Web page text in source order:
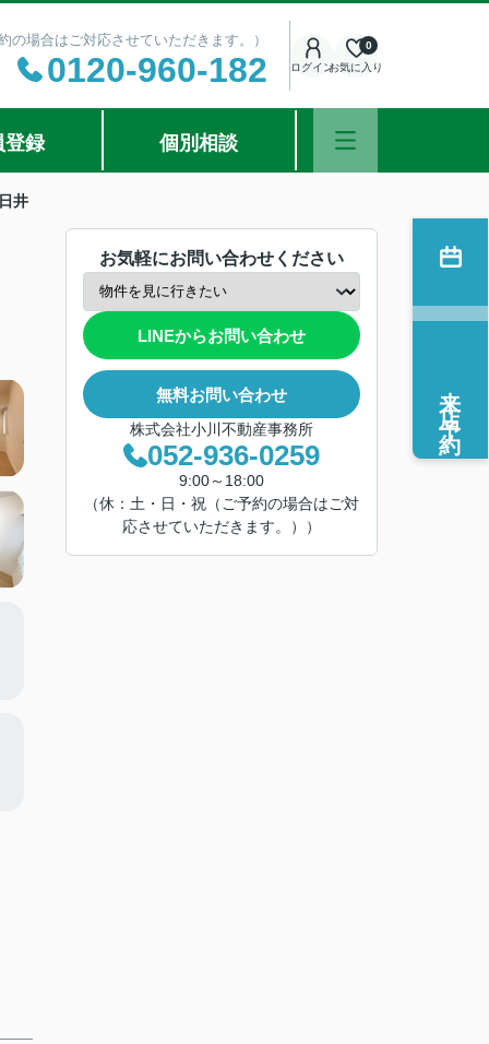
場合はご対応させていただきます。）
0120-960-182 ログインお気に入り
0
登録 個別相談
井
お気軽にお問い合わせください
LINEからお問い合わせ
無料お問い合わせ
株式会社小川不動産事務所
052-936-0259
9:00～18:00
（休：土・日・祝（ご予約の場合はご対
応させていただきます。））
来店予約